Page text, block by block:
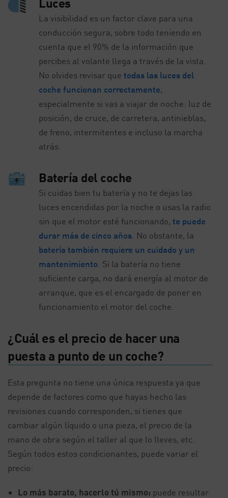
La visibilidad es un factor clave para una
conducción segura, sobre todo teniendo en
cuenta que el 90% de la información que
percibes al volante llega a través de la vista.
No olvides revisar quetodas las luces del
coche funcionan correctamente,
especialmente si vas a viajar de noche: luz de
posición, de cruce, de carretera, antinieblas,
de freno, intermitentes e incluso la marcha
atrás.
Batería del coche
Si cuidas bien tu batería y no te dejas las
luces encendidas por la noche o usas la radio
sin que el motor esté funcionando,te puede
durar más de cinco años . No obstante, la
batería también requiere un cuidado y un
mantenimiento . Si la batería no tiene
suficiente carga, no dará energía al motor de
arranque, que es el encargado de poner en
funcionamiento el motor del coche.
¿Cuál es el precio de hacer una
puesta a punto de un coche?
Esta pregunta no tiene una única respuesta ya que
depende de factores como que hayas hecho las
revisiones cuando corresponden, si tienes que
cambiar algún líquido o una pieza, el precio de la
mano de obra según el taller al que lo lleves, etc.
Según todos estos condicionantes, puede variar el
precio:
Lo más barato, hacerlo tú mismo: puede resultar